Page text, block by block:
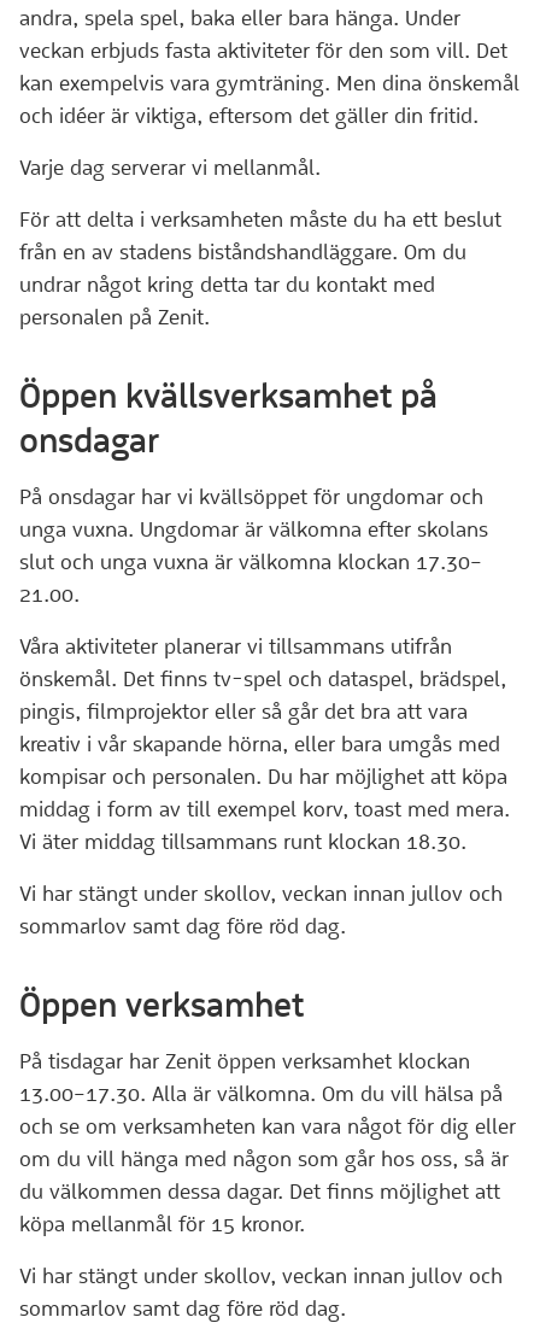
andra, spela spel, baka eller bara hänga. Under
veckan erbjuds fasta aktiviteter för den som vill. Det
kan exempelvis vara gymträning. Men dina önskemål
och idéer är viktiga, eftersom det gäller din fritid.
Varje dag serverar vi mellanmål.
För att delta i verksamheten måste du ha ett beslut
från en av stadens biståndshandläggare. Om du
undrar något kring detta tar du kontakt med
personalen på Zenit.
Öppen kvällsverksamhet på
onsdagar
På onsdagar har vi kvällsöppet för ungdomar och
unga vuxna. Ungdomar är välkomna efter skolans
slut och unga vuxna är välkomna klockan 17.30–
21.00.
Våra aktiviteter planerar vi tillsammans utifrån
önskemål. Det finns tv-spel och dataspel, brädspel,
pingis, filmprojektor eller så går det bra att vara
kreativ i vår skapande hörna, eller bara umgås med
kompisar och personalen. Du har möjlighet att köpa
middag i form av till exempel korv, toast med mera.
Vi äter middag tillsammans runt klockan 18.30.
Vi har stängt under skollov, veckan innan jullov och
sommarlov samt dag före röd dag.
Öppen verksamhet
På tisdagar har Zenit öppen verksamhet klockan
13.00–17.30. Alla är välkomna. Om du vill hälsa på
och se om verksamheten kan vara något för dig eller
om du vill hänga med någon som går hos oss, så är
du välkommen dessa dagar. Det finns möjlighet att
köpa mellanmål för 15 kronor.
Vi har stängt under skollov, veckan innan jullov och
sommarlov samt dag före röd dag.